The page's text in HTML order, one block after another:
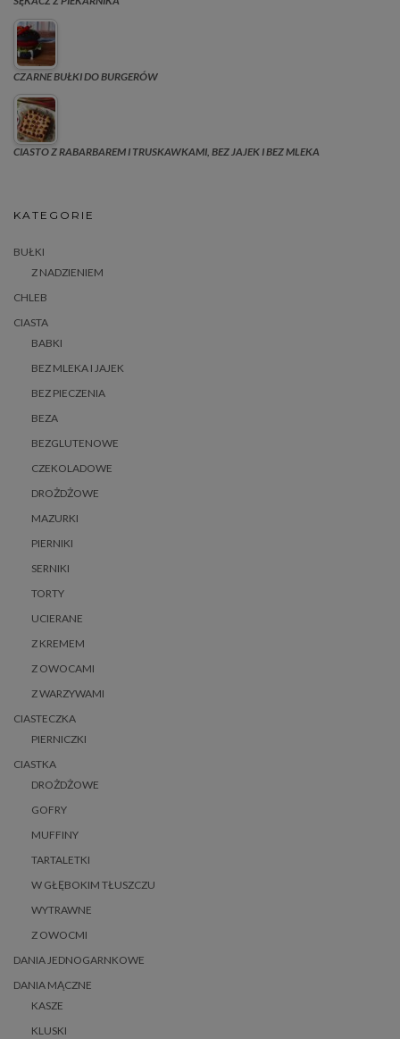
CZARNE BUŁKI DO BURGERÓW
CIASTO Z RABARBAREM I TRUSKAWKAMI, BEZ JAJEK I BEZ MLEKA
KATEGORIE
BUŁKI
Z NADZIENIEM
CHLEB
CIASTA
BABKI
BEZ MLEKA I JAJEK
BEZ PIECZENIA
BEZA
BEZGLUTENOWE
CZEKOLADOWE
DROŻDŻOWE
MAZURKI
PIERNIKI
SERNIKI
TORTY
UCIERANE
Z KREMEM
Z OWOCAMI
Z WARZYWAMI
CIASTECZKA
PIERNICZKI
CIASTKA
DROŻDŻOWE
GOFRY
MUFFINY
TARTALETKI
W GŁĘBOKIM TŁUSZCZU
WYTRAWNE
Z OWOCMI
DANIA JEDNOGARNKOWE
DANIA MĄCZNE
KASZE
KLUSKI